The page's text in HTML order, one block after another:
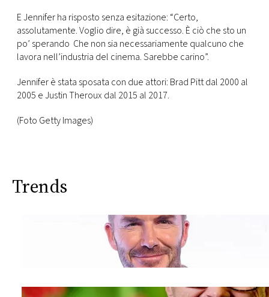
E Jennifer ha risposto senza esitazione: “Certo,
assolutamente. Voglio dire, è già successo. È ciò che sto un
po’ sperando Che non sia necessariamente qualcuno che
lavora nell’industria del cinema. Sarebbe carino”.
Jennifer è stata sposata con due attori: Brad Pitt dal 2000 al
2005 e Justin Theroux dal 2015 al 2017.
(Foto Getty Images)
Trends